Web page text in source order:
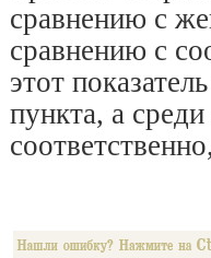
сравнению с
сравнению с
этот
пункта, а